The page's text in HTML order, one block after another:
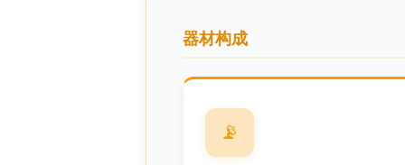
器材构成
📡